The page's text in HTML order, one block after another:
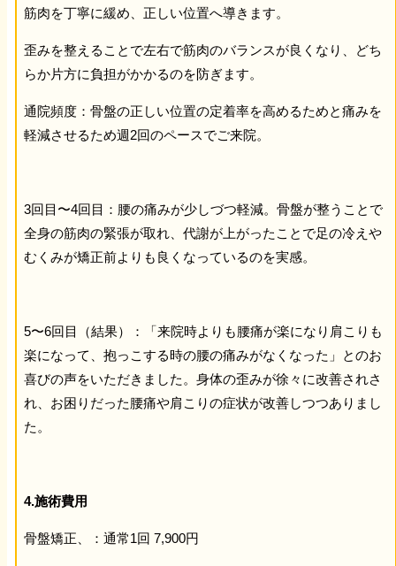
筋肉を丁寧に緩め、正しい位置へ導きます。
歪みを整えることで左右で筋肉のバランスが良くなり、どち
らか片方に負担がかかるのを防ぎます。
通院頻度：骨盤の正しい位置の定着率を高めるためと痛みを
軽減させるため週2回のペースでご来院。
3回目〜4回目：腰の痛みが少しづつ軽減。骨盤が整うことで
全身の筋肉の緊張が取れ、代謝が上がったことで足の冷えや
むくみが矯正前よりも良くなっているのを実感。
5〜6回目（結果）：「来院時よりも腰痛が楽になり肩こりも
楽になって、抱っこする時の腰の痛みがなくなった」とのお
喜びの声をいただきました。身体の歪みが徐々に改善されさ
れ、お困りだった腰痛や肩こりの症状が改善しつつありまし
た。
4.施術費用
骨盤矯正、：通常1回 7,900円